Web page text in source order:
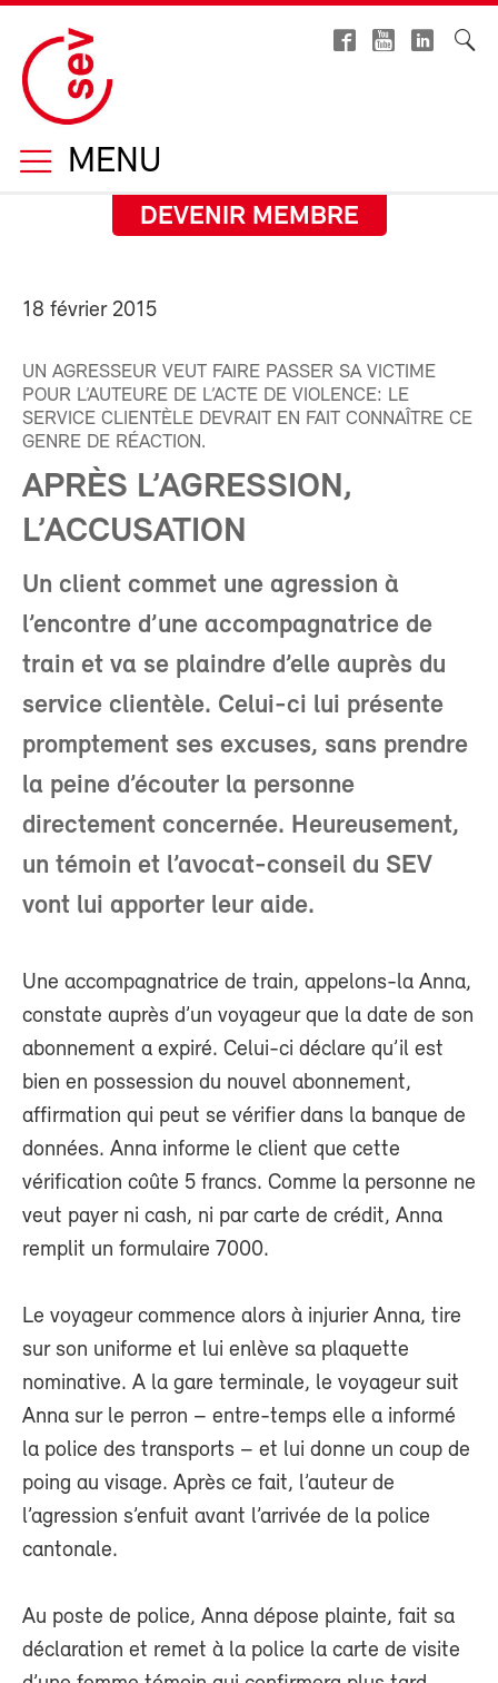
MENU
DEVENIR MEMBRE
18 février 2015
UN AGRESSEUR VEUT FAIRE PASSER SA VICTIME
POUR L’AUTEURE DE L’ACTE DE VIOLENCE: LE
SERVICE CLIENTÈLE DEVRAIT EN FAIT CONNAÎTRE CE
GENRE DE RÉACTION.
APRÈS L’AGRESSION,
L’ACCUSATION
Un client commet une agression à
l’encontre d’une accompagnatrice de
train et va se plaindre d’elle auprès du
service clientèle. Celui-ci lui présente
promptement ses excuses, sans prendre
la peine d’écouter la personne
directement concernée. Heureusement,
un témoin et l’avocat-conseil du SEV
vont lui apporter leur aide.
Une accompagnatrice de train, appelons-la Anna,
constate auprès d’un voyageur que la date de son
abonnement a expiré. Celui-ci déclare qu’il est
bien en possession du nouvel abonnement,
affirmation qui peut se vérifier dans la banque de
données. Anna informe le client que cette
vérification coûte 5 francs. Comme la personne ne
veut payer ni cash, ni par carte de crédit, Anna
remplit un formulaire 7000.
Le voyageur commence alors à injurier Anna, tire
sur son uniforme et lui enlève sa plaquette
nominative. A la gare terminale, le voyageur suit
Anna sur le perron – entre-temps elle a informé
la police des transports – et lui donne un coup de
poing au visage. Après ce fait, l’auteur de
l’agression s’enfuit avant l’arrivée de la police
cantonale.
Au poste de police, Anna dépose plainte, fait sa
déclaration et remet à la police la carte de visite